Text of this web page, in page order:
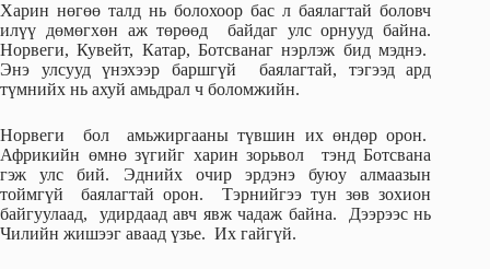
Харин нөгөө талд нь болохоор бас л баялагтай боловч
илүү дөмөгхөн аж төрөөд байдаг улс орнууд байна.
Норвеги, Кувейт, Катар, Ботсванаг нэрлэж бид мэднэ.
Энэ улсууд үнэхээр баршгүй баялагтай, тэгээд ард
түмнийх нь ахуй амьдрал ч боломжийн.
Норвеги бол амьжиргааны түвшин их өндөр орон.
Африкийн өмнө зүгийг харин зорьвол тэнд Ботсвана
гэж улс бий. Эднийх очир эрдэнэ буюу алмаазын
тоймгүй баялагтай орон. Тэрнийгээ тун зөв зохион
байгуулаад, удирдаад авч явж чадаж байна. Дээрээс нь
Чилийн жишээг аваад үзье. Их гайгүй.